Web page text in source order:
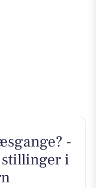
-
stillinger i